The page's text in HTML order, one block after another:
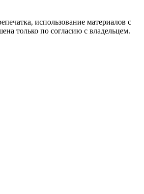
использование материалов с
только по согласию с владельцем.